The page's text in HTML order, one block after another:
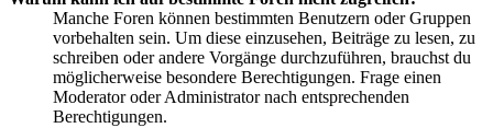
Manche Foren können bestimmten Benutzern oder Gruppen
vorbehalten sein. Um diese einzusehen, Beiträge zu lesen, zu
schreiben oder andere Vorgänge durchzuführen, brauchst du
möglicherweise besondere Berechtigungen. Frage einen
Moderator oder Administrator nach entsprechenden
Berechtigungen.